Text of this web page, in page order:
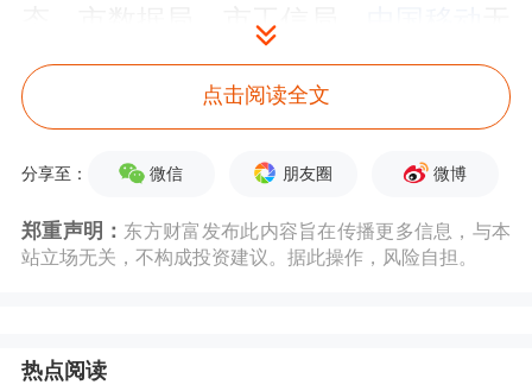
态，市数据局、市工信局、
锡分公司、无锡数据集团及无锡高新区
OPC社区代表共同启动了“Tokens价值
焕新行动计划”。
Token工厂：AI催生的高毛利行业
小单位，具备可计量、可定价、可交易
点击阅读全文
分享至： 微信 朋友圈 微博
郑重声明： 东方财富发布此内容旨在传播更多信息，与本
站立场无关，不构成投资建议。据此操作，风险自担。
热点阅读